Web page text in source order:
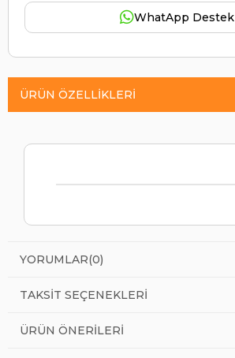
WhatApp Destek
ÜRÜN ÖZELLIKLERI
YORUMLAR(0)
TAKSIT SEÇENEKLERI
ÜRÜN ÖNERILERI